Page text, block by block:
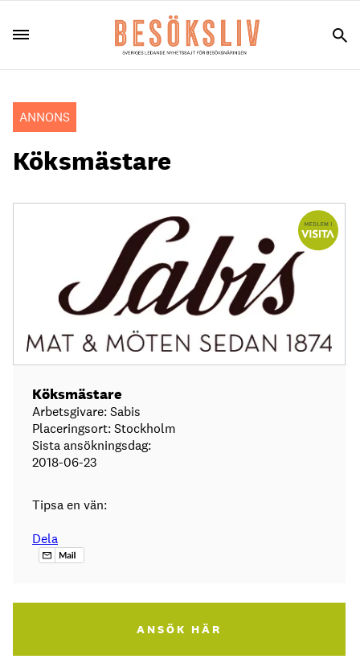
ANNONS
Köksmästare
Köksmästare
Arbetsgivare: Sabis
Placeringsort: Stockholm
Sista ansökningsdag:
2018-06-23
Tipsa en vän:
Dela
ANSÖK HÄR